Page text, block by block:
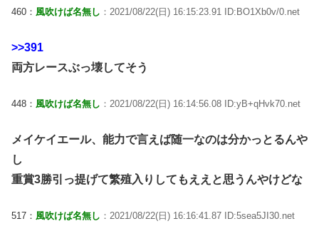
460： 風吹けば名無し ：2021/08/22(日) 16:15:23.91 ID:BO1Xb0v/0.net
>>391
両方レースぶっ壊してそう
448： 風吹けば名無し ：2021/08/22(日) 16:14:56.08 ID:yB+qHvk70.net
メイケイエール、能力で言えば随一なのは分かっとるんや
し
重賞3勝引っ提げて繁殖入りしてもええと思うんやけどな
517： 風吹けば名無し ：2021/08/22(日) 16:16:41.87 ID:5sea5JI30.net